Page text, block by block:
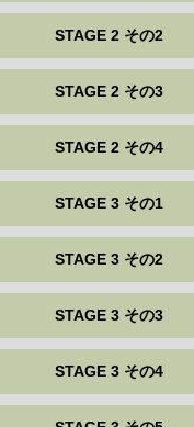
STAGE 2 その2
STAGE 2 その3
STAGE 2 その4
STAGE 3 その1
STAGE 3 その2
STAGE 3 その3
STAGE 3 その4